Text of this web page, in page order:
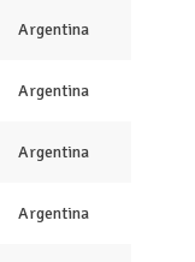
Argentina
Argentina
Argentina
Argentina